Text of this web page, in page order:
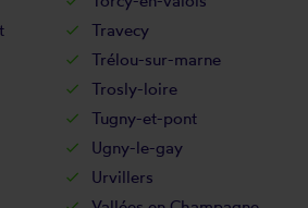
Travecy
Trélou-sur-marne
Trosly-loire
Tugny-et-pont
Ugny-le-gay
Urvillers